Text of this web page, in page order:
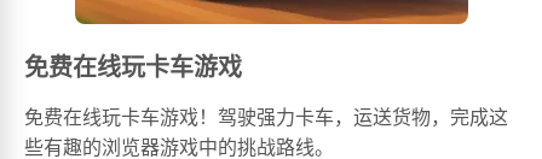
免费在线玩卡车游戏
免费在线玩卡车游戏！驾驶强力卡车，运送货物，完成这
些有趣的浏览器游戏中的挑战路线。